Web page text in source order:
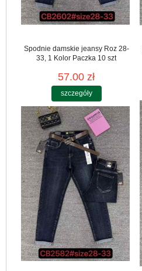
Spodnie damskie jeansy Roz 28-
33, 1 Kolor Paczka 10 szt
57.00 zł
szczegóły